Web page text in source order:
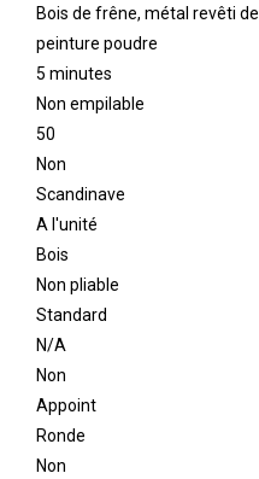
Bois de frêne, métal revêti de
peinture poudre
5 minutes
Non empilable
50
Non
Scandinave
A l'unité
Bois
Non pliable
Standard
N/A
Non
Appoint
Ronde
Non